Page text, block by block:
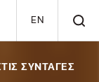
EN
ΣΥΝΤΑΓΕΣ